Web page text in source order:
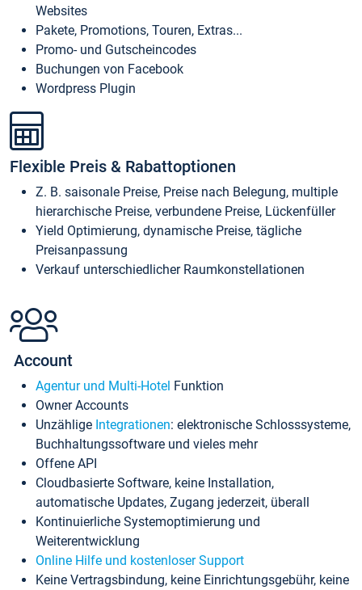
Websites
Pakete, Promotions, Touren, Extras...
Promo- und Gutscheincodes
Buchungen von Facebook
Wordpress Plugin
Flexible Preis & Rabattoptionen
Z. B. saisonale Preise, Preise nach Belegung, multiple
hierarchische Preise, verbundene Preise, Lückenfüller
Yield Optimierung, dynamische Preise, tägliche
Preisanpassung
Verkauf unterschiedlicher Raumkonstellationen
Account
Agentur und Multi-Hotel Funktion
Owner Accounts
Unzählige Integrationen: elektronische Schlosssysteme,
Buchhaltungssoftware und vieles mehr
Offene API
Cloudbasierte Software, keine Installation,
automatische Updates, Zugang jederzeit, überall
Kontinuierliche Systemoptimierung und
Weiterentwicklung
Online Hilfe und kostenloser Support
Keine Vertragsbindung, keine Einrichtungsgebühr, keine